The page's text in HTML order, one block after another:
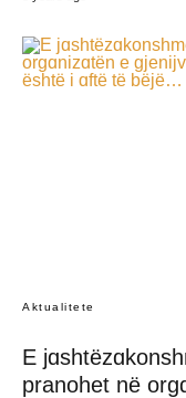
Aktualitete
E
pranohet në